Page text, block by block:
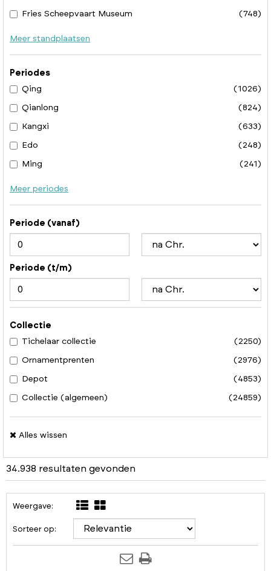
Fries Scheepvaart Museum (748)
Meer standplaatsen
Periodes
Qing
(1026)
Qianlong (824)
Kangxi (633)
Edo (248)
Ming (241)
Meer periodes
Periode (vanaf)
Periode (t/m)
Collectie
Tichelaar collectie
(2250)
Ornamentprenten (2976)
Depot (4853)
Collectie (algemeen) (24859)
Alles wissen
34.938 resultaten gevonden
Weergave:
Sorteer op: